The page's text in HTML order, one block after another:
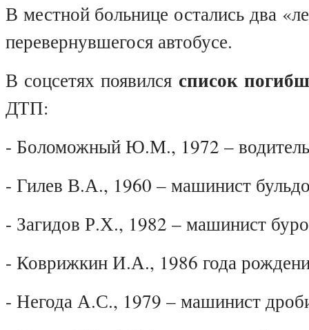
В местной больнице остались два
перевернувшегося автобусе.
В соцсетях появился список
ДТП:
- Боломожный Ю.М., 1972 – водитель
- Гилев В.А., 1960 – машинист
- Загидов Р.Х., 1982 – машинист
- Коврижкин И.А., 1986 года
- Негода А.С., 1979 – машинист